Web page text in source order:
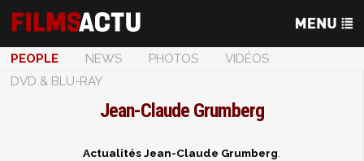
PEOPLE NEWS PHOTOS
VIDÉOS
DVD & BLU-RAY
Jean-Claude Grumberg
Actualités Jean-Claude Grumberg